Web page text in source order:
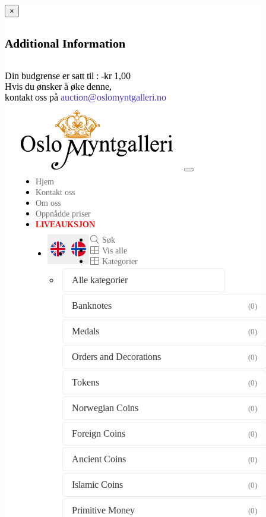
×
Additional Information
Din budgrense er satt til : -kr 1,00
Hvis du ønsker å øke denne,
kontakt oss på auction@oslomyntgalleri.no
Toggle
Hjem
Kontakt oss
Om oss
Oppnådde priser
LIVEAUKSJON
Søk
Vis alle
Kategorier
Alle kategorier
Banknotes (0)
Medals (0)
Orders and Decorations (0)
Tokens (0)
Norwegian Coins (0)
Foreign Coins (0)
Ancient Coins (0)
Islamic Coins (0)
Primitive Money (0)